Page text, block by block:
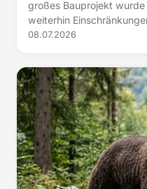
großes Bauprojekt
weiterhin
08.07.2026